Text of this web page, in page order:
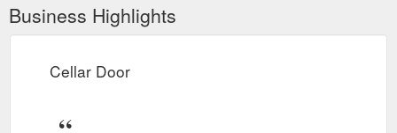
Business Highlights
Cellar Door